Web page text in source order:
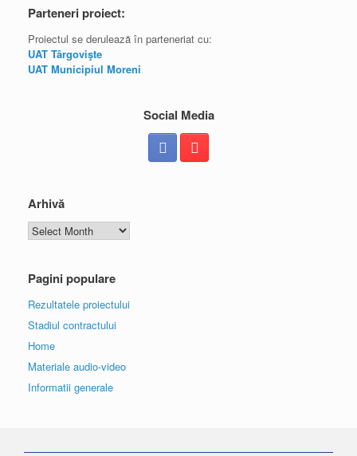
Parteneri proiect:
Proiectul se derulează în parteneriat cu:
UAT Târgovişte
UAT Municipiul Moreni
Social Media
Arhivă
Arhivă
Pagini populare
Rezultatele proiectului
Stadiul contractului
Home
Materiale audio-video
Informatii generale